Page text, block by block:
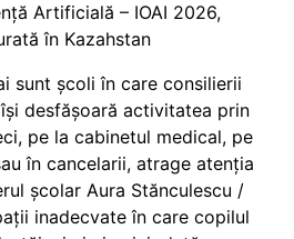
Artificială – IOAI 2026,
în Kazahstan
sunt școli în care consilierii
desfășoară activitatea prin
pe la cabinetul medical, pe
în cancelarii, atrage atenția
școlar Aura Stănculescu /
inadecvate în care copilul